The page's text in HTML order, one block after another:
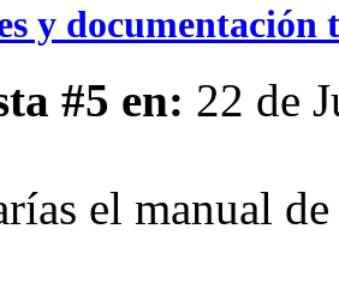
y documentación
#5 en: 22 de
el manual